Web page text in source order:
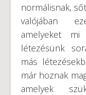
normálisnak,
valójában
amelyeket mi
létezésünk
más
már hoznak
amelyek